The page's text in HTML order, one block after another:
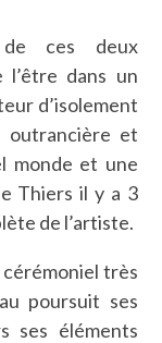
de ces deux
l’être dans un
d’isolement
outrancière et
monde et une
Thiers il y a 3
de l’artiste.
cérémoniel très
poursuit ses
ses éléments